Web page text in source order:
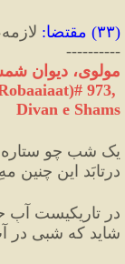
(۳۳) مقتضا:
----------
مولوی، دیوان
973,
Divan e Shams
یک شب چو ستاره
درتابَد این چنین مهِ
در تاریکیست آبِ
شاید که شبی در